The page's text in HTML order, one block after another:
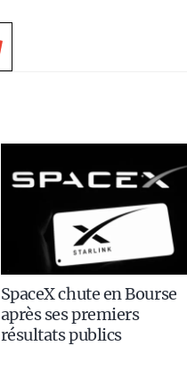
SpaceX chute en Bourse
après ses premiers
résultats publics